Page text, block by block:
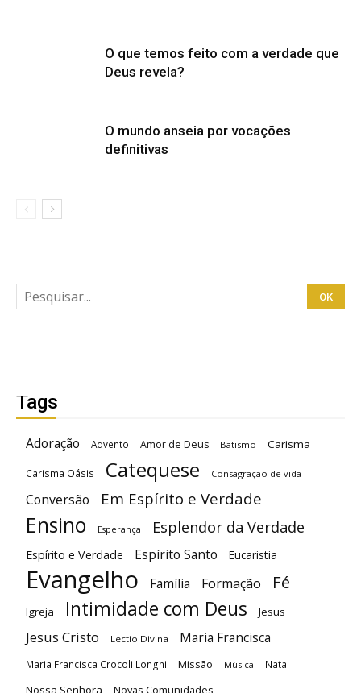
O que temos feito com a verdade que
Deus revela?
O mundo anseia por vocações
definitivas
Tags
Adoração Advento Amor de Deus Batismo Carisma
Carisma Oásis Catequese Consagração de vida
Conversão Em Espírito e Verdade
Ensino Esperança Esplendor da Verdade
Espírito e Verdade Espírito Santo Eucaristia
Evangelho Família Formação Fé
Igreja Intimidade com Deus Jesus
Jesus Cristo Lectio Divina Maria Francisca
Maria Francisca Crocoli Longhi Missão Música Natal
Nossa Senhora Novas Comunidades